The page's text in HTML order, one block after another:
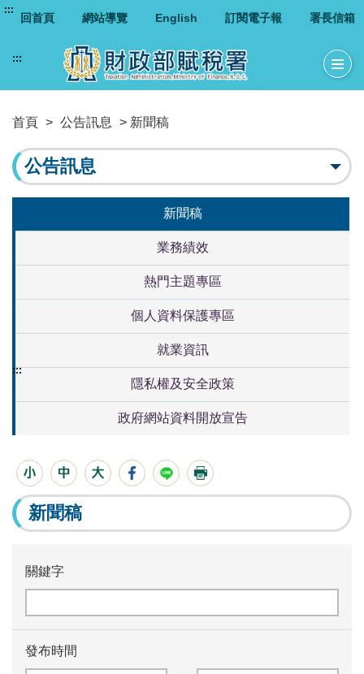
:::
回首頁 網站導覽 English 訂閱電子報 署長信箱
首頁 > 公告訊息 > 新聞稿
:::
公告訊息
新聞稿
業務績效
熱門主題專區
個人資料保護專區
就業資訊
隱私權及安全政策
政府網站資料開放宣告
:::
新聞稿
關鍵字
發布時間